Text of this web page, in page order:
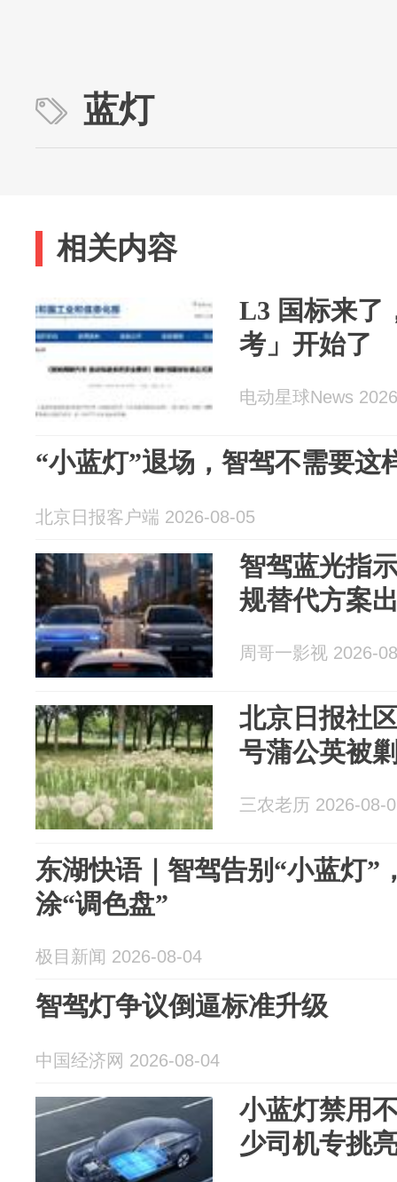
蓝灯
相关内容
L3 国标来了
考」开始了
电动星球News
“小蓝灯”退场，智驾不需要这
北京日报客户端 2026-08-05
智驾蓝光指
规替代方案
周哥一影视 2026-
北京日报社
号蒲公英被
三农老历 2026-08-
东湖快语｜智驾告别“小蓝灯”
涂“调色盘”
极目新闻 2026-08-04
智驾灯争议倒逼标准升级
中国经济网 2026-08-04
小蓝灯禁用
少司机专挑